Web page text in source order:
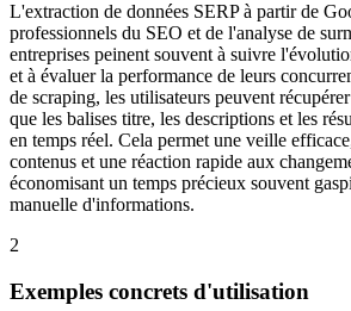
L'extraction de données SERP à partir de
professionnels du SEO et de l'analyse de
entreprises peinent souvent à suivre
et à évaluer la performance de leurs
de scraping, les utilisateurs peuvent
que les balises titre, les descriptions et les
en temps réel. Cela permet une veille
contenus et une réaction rapide aux
économisant un temps précieux souvent
manuelle d'informations.
2
Exemples concrets d'utilisation